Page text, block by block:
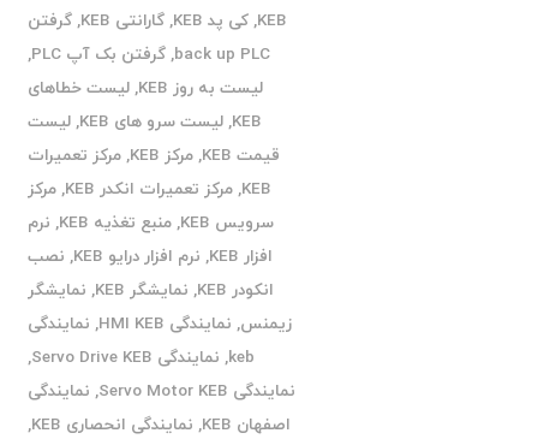
KEB
,کی پد KEB ,گارانتی KEB ,گرفتن
back up PLC
,گرفتن بک آپ PLC
,
لیست به روز KEB
,لیست خطاهای
KEB
,لیست سرو های KEB ,لیست
قیمت KEB
,مرکز KEB ,مرکز تعمیرات
KEB
,مرکز تعمیرات انکدر KEB ,مرکز
سرویس KEB
,منبع تغذیه KEB , نرم
افزار KEB
, نرم افزار درایو KEB , نصب
انکودر KEB
, نمایشگر KEB , نمایشگر
زیمنس, نمایندگی HMI KEB , نمایندگی
keb
, نمایندگی Servo Drive KEB
,
نمایندگی Servo Motor KEB
, نمایندگی
اصفهان KEB
, نمایندگی انحصاری KEB
,